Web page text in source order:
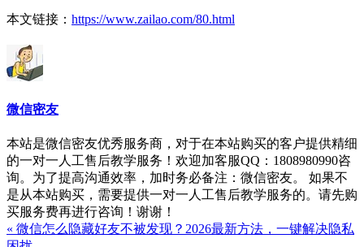
本文链接： https://www.zailao.com/80.html
微信密友
本站是微信密友优秀服务商，对于在本站购买的客户提供精细
的一对一人工售后教学服务！欢迎加客服QQ：1808980990咨
询。为了提高沟通效率，加时务必备注：微信密友。 如果不
是从本站购买，需要提供一对一人工售后教学服务的。请先购
买服务费再进行咨询！谢谢！
« 微信怎么隐藏好友不被发现？2026最新方法，一键解决隐私